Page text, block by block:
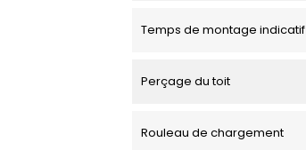
Temps de montage indicatif
Perçage du toit
Rouleau de chargement